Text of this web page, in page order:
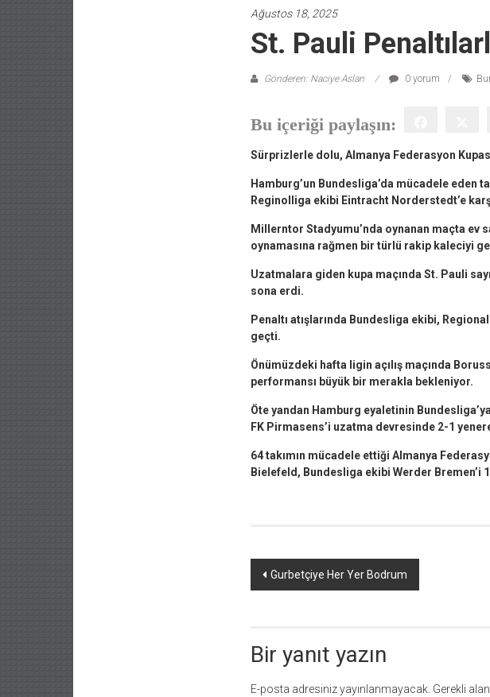
Ağustos 18, 2025
St. Pauli
Gönderen: Naciye Aslan 0 yorum
Bu içeriği paylaşın:
Sürprizlerle dolu, Almanya Federasyon
Hamburg’un Bundesliga’da mücadele eden
Reginolliga ekibi Eintracht Norderstedt’e
Millerntor Stadyumu’nda oynanan maçta ev
oynamasına rağmen bir türlü rakip kaleciyi
Uzatmalara giden kupa maçında St. Pauli
sona erdi.
Penaltı atışlarında Bundesliga ekibi,
geçti.
Önümüzdeki hafta ligin açılış maçında
performansı büyük bir merakla bekleniyor.
Öte yandan Hamburg eyaletinin
FK Pirmasens’i uzatma devresinde 2-1
64 takımın mücadele ettiği Almanya
Bielefeld, Bundesliga ekibi Werder Bremen’i
Yazı
Gurbetçiye Her Yer Bodrum
Bir yanıt yazın
E-posta adresiniz yayınlanmayacak. Gerekli